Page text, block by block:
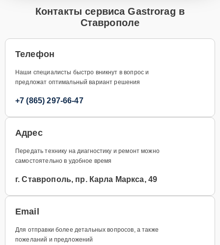
Контакты сервиса Gastrorag в
Ставрополе
Телефон
Наши специалисты быстро вникнут в вопрос и
предложат оптимальный вариант решения
+7 (865) 297-66-47
Адрес
Передать технику на диагностику и ремонт можно
самостоятельно в удобное время
г. Ставрополь, пр. Карла Маркса, 49
Email
Для отправки более детальных вопросов, а также
пожеланий и предложений